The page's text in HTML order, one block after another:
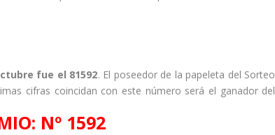
fue el 81592. El poseedor de la papeleta del Sorteo
cifras coincidan con este número será el ganador del
Nº 1592